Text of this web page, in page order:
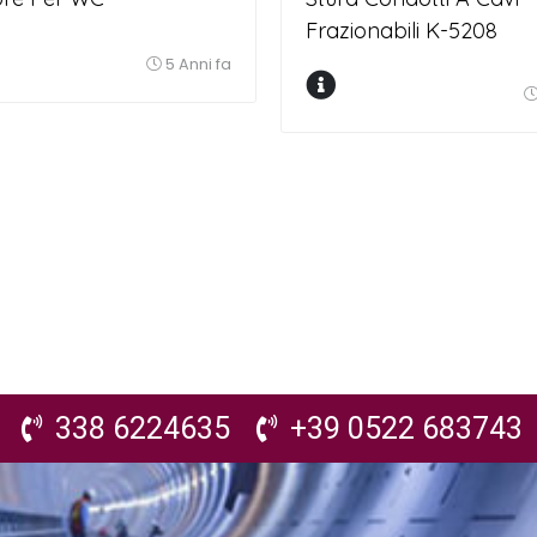
5 Anni fa
Frazionabili K-5208
338 6224635 +39 0522 683743